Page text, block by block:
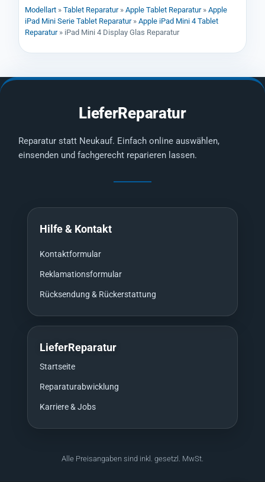
Modellart » Tablet Reparatur» Apple Tablet Reparatur» Apple
iPad Mini Serie Tablet Reparatur» Apple iPad Mini 4 Tablet
Reparatur» iPad Mini 4 Display Glas Reparatur
LieferReparatur
Reparatur statt Neukauf. Einfach online auswählen,
einsenden und fachgerecht reparieren lassen.
Hilfe & Kontakt
Kontaktformular
Reklamationsformular
Rücksendung & Rückerstattung
LieferReparatur
Startseite
Reparaturabwicklung
Karriere & Jobs
Alle Preisangaben sind inkl. gesetzl. MwSt.